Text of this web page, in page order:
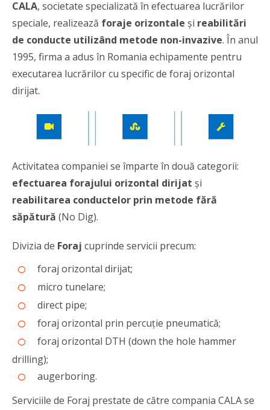
CALA, societate specializată în efectuarea lucrărilor
speciale, realizează foraje orizontale și reabilitări
de conducte utilizând metode non-invazive. În anul
1995, firma a adus în Romania echipamente pentru
executarea lucrărilor cu specific de foraj orizontal
dirijat.
Activitatea companiei se împarte în două categorii:
efectuarea forajului orizontal dirijat și
reabilitarea conductelor prin metode fără
săpătură (No Dig).
Divizia de Foraj cuprinde servicii precum:
foraj orizontal dirijat;
micro tunelare;
direct pipe;
foraj orizontal prin percuție pneumatică;
foraj orizontal DTH (down the hole hammer
drilling);
augerboring.
Serviciile de Foraj prestate de către compania CALA se